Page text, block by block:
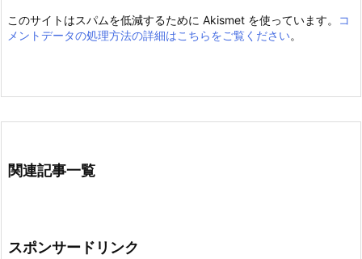
このサイトはスパムを低減するために Akismet を使っています。
コ
メントデータの処理方法の詳細はこちらをご覧ください。
関連記事一覧
スポンサードリンク